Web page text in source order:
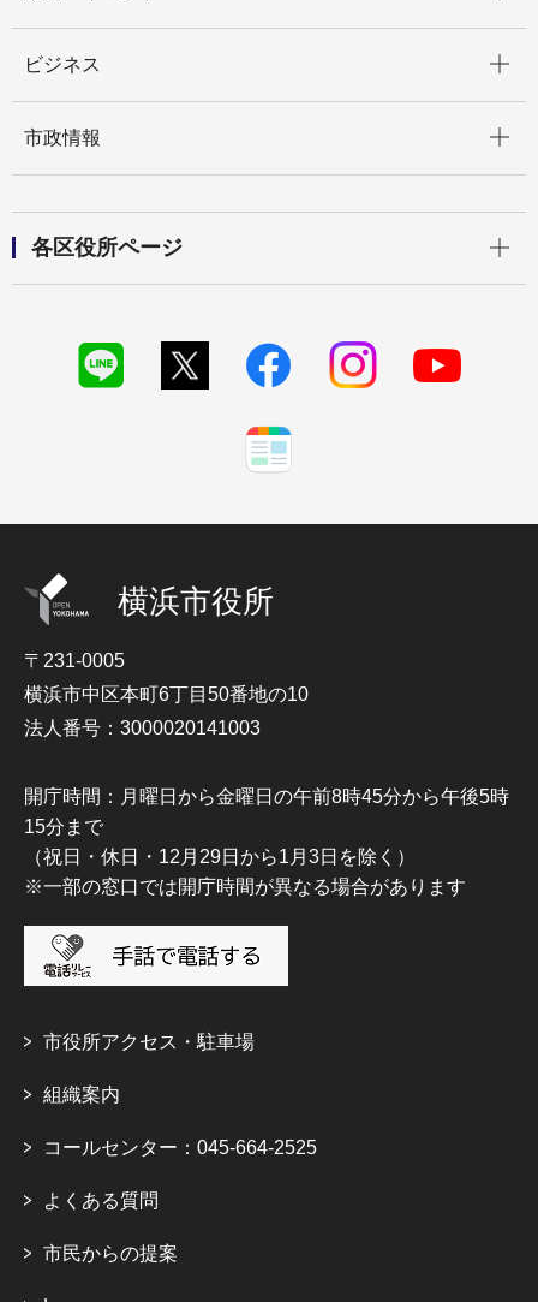
ビジネス
市政情報
各区役所ページ
横浜市役所
〒231-0005
横浜市中区本町6丁目50番地の10
法人番号：3000020141003
開庁時間：月曜日から金曜日の午前8時45分から午後5時
15分まで
（祝日・休日・12月29日から1月3日を除く）
※一部の窓口では開庁時間が異なる場合があります
市役所アクセス・駐車場
組織案内
コールセンター：045-664-2525
よくある質問
市民からの提案